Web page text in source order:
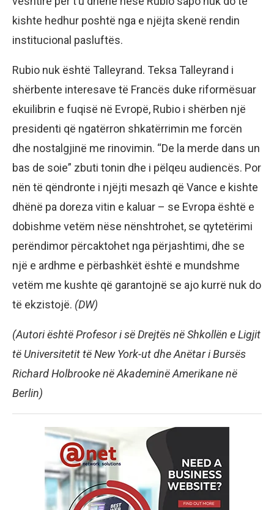
kishte hedhur poshtë nga e njëjta skenë rendin
institucional pasluftës.
Rubio nuk është Talleyrand. Teksa Talleyrand i
shërbente interesave të Francës duke riformësuar
ekuilibrin e fuqisë në Evropë, Rubio i shërben një
presidenti që ngatërron shkatërrimin me forcën
dhe nostalgjinë me rinovimin. “De la merde dans un
bas de soie” zbuti tonin dhe i pëlqeu audiencës. Por
nën të qëndronte i njëjti mesazh që Vance e kishte
dhënë pa doreza vitin e kaluar – se Evropa është e
dobishme vetëm nëse nënshtrohet, se qytetërimi
perëndimor përcaktohet nga përjashtimi, dhe se
një e ardhme e përbashkët është e mundshme
vetëm me kushte që garantojnë se ajo kurrë nuk do
të ekzistojë. (DW)
(Autori është Profesor i së Drejtës në Shkollën e Ligjit
të Universitetit të New York-ut dhe Anëtar i Bursës
Richard Holbrooke në Akademinë Amerikane në
Berlin)